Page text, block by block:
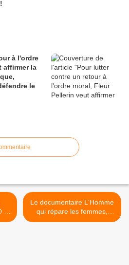
à l'ordre
affirmer la
le
Le documentaire L'Homme
qui répare les femmes,
interdit en République